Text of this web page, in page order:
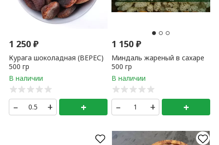
1 250₽
Курага шоколадная (ВЕРЕС)
500 гр
– + +
1 150₽
Миндаль жареный в сахаре
500 гр
– + +